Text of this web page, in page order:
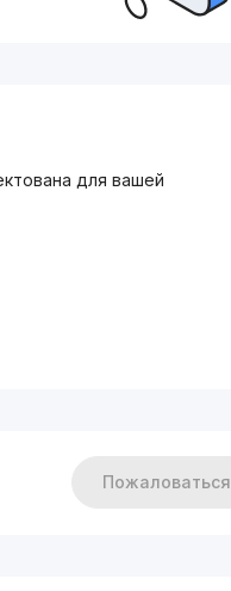
для вашей
Пожаловаться